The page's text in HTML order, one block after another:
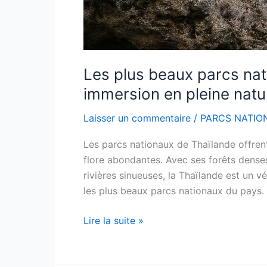
Les plus beaux parcs
immersion en pleine
Laisser un commentaire / PARCS
Les parcs nationaux de Thaïlande
flore abondantes. Avec ses forêts
rivières sinueuses, la Thaïlande est un
les plus beaux parcs nationaux du
Lire la suite »